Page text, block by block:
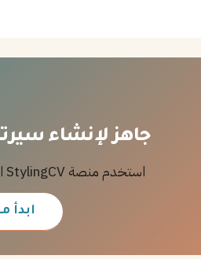
جاهز لإنشاء
استخدم منصة StylingCV الذكية لإنشاء سيرة ذاتية احترافية
ابدأ